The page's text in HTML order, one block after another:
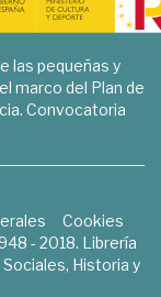
las pequeñas y
marco del Plan de
Convocatoria
Cookies
- 2018. Librería
Historia y